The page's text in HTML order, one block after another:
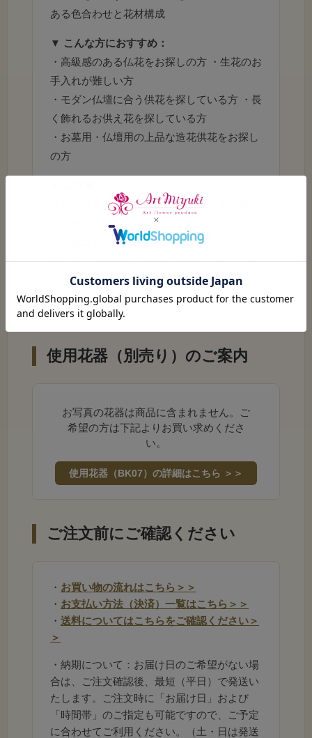
生花を超えるリアリティ
大輪のピオニーが持つ繊細な花びらの重なり、す
っと美しく気品高く咲く蘭、外部でのご使用にも
ビジューム。あーとみゆきの確かな選美眼で選び
抜かれた最高級素材だけを贅沢に使用していま
モダン空間への調和
伝統的な供花の格式を守りつつ、現代の洋風建築
パレット。水替えの手間を無くし、常に美しい状
態のままお供えいただけます。
美しく揃う「左右一対」の穏やか
あーとみゆきの仏花は、1点1点デザイナーの手によっ
かな品格に包まれます。お盆・新盆、お彼岸、命日や
ご法要など、大切な節目の日に安心してお使いいただ
けます。
ある色合わせと花材構成
▼ こんな方におすすめ：
・高級感のある仏花をお探しの方 ・生花のお
手入れが難しい方
・モダン仏壇に合う供花を探している方 ・長
く飾れるお供え花を探している方
・お墓用・仏壇用の上品な造花供花をお探し
の方
こちらは左右一対セットでの販売です。花器
は別売です。アーティフィシャルフラワー
（高級造花）を使用しております。1点もの
のため、売り切れの際はご了承ください。モ
ニター環境により色味が多少異なる場合がご
ざいます。
使用花器（別売り）のご案内
お写真の花器は商品に含まれません。ご
希望の方は下記よりお買い求めくださ
い。
使用花器（BK07）の詳細はこちら ＞＞
ご注文前にご確認ください
・ お買い物の流れはこちら＞＞
・ お支払い方法（決済）一覧はこちら＞＞
・ 送料についてはこちらをご確認ください＞
＞
・納期について：お届け日のご希望がない場
合は、ご注文確認後、最短（平日）で発送い
たします。ご注文時に「お届け日」および
「時間帯」のご指定も可能ですので、ご予定
に合わせてご利用ください。（土・日は発送